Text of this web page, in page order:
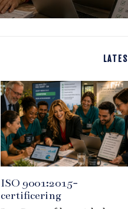
ISO 9001:2015-
certificering